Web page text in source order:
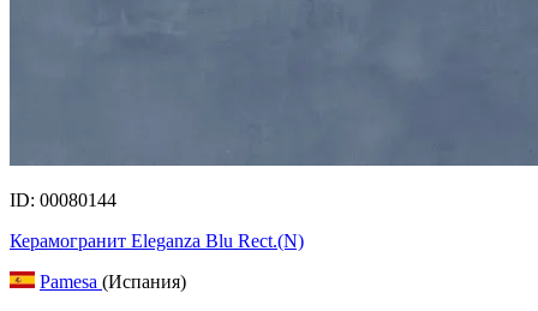
ID: 00080144
Керамогранит Eleganza Blu Rect.(N)
Pamesa (Испания)